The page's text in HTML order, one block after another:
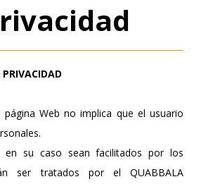
Web no implica que el usuario
en su caso sean facilitados por los
ser tratados por el QUABBALA